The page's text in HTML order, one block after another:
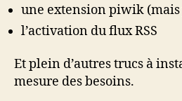
une extension piwik
l’activation du flux RSS
Et plein d’autres trucs à
mesure des besoins.